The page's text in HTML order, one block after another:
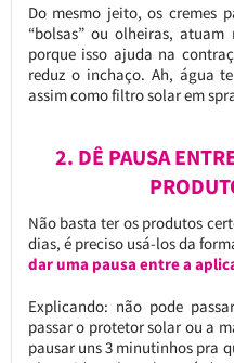
Do mesmo jeito, os cremes
“bolsas” ou olheiras, atuam
porque isso ajuda na
reduz o inchaço. Ah, água
assim como filtro solar em
2. DÊ PAUSA
Não basta ter os produtos
dias, é preciso usá-los da
dar uma pausa entre a
Explicando: não pode
passar o protetor solar ou a
pausar uns 3 minutinhos pra